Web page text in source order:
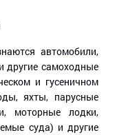
автомобили,
другие самоходные
и гусеничном
яхты, парусные
моторные лодки,
суда) и другие